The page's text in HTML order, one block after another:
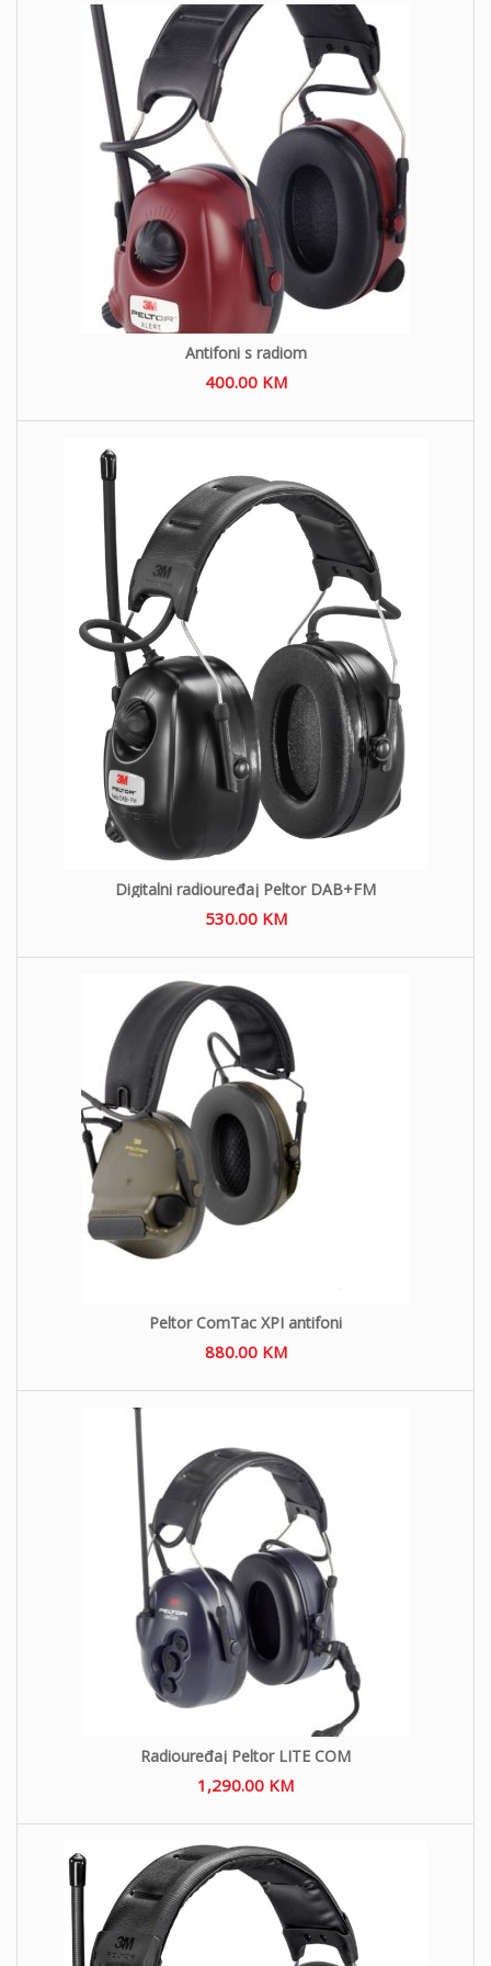
Antifoni s radiom
400.00 KM
Digitalni radiouređaj Peltor DAB+FM
530.00 KM
Peltor ComTac XPI antifoni
880.00 KM
Radiouređaj Peltor LITE COM
1,290.00 KM